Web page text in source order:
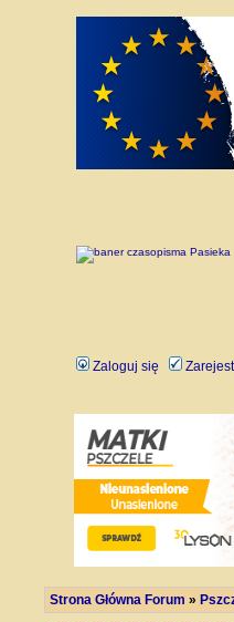
Zaloguj się
Strona Główna Forum »